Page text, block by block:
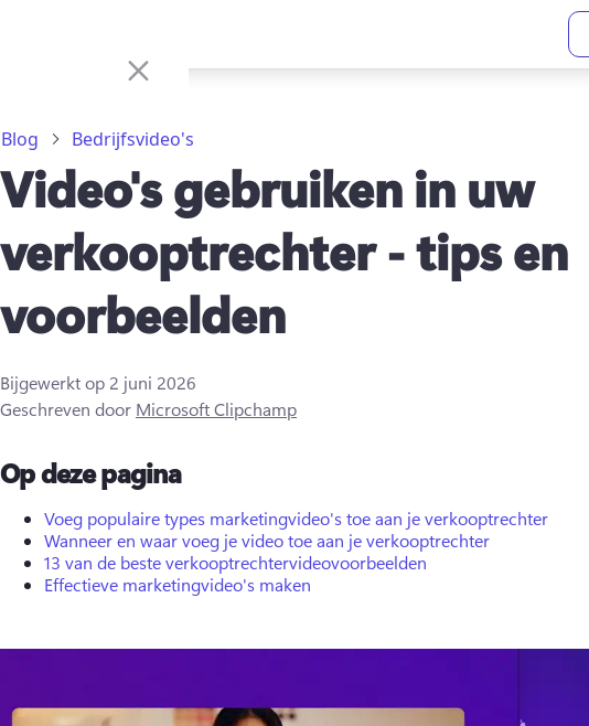
Blog Bedrijfsvideo's
Video's gebruiken in uw
verkooptrechter - tips en
voorbeelden
Bijgewerkt op 2 juni 2026
Geschreven door Microsoft Clipchamp
Op deze pagina
Voeg populaire types marketingvideo's toe aan je verkooptrechter
Wanneer en waar voeg je video toe aan je verkooptrechter
13 van de beste verkooptrechtervideovoorbeelden
Effectieve marketingvideo's maken